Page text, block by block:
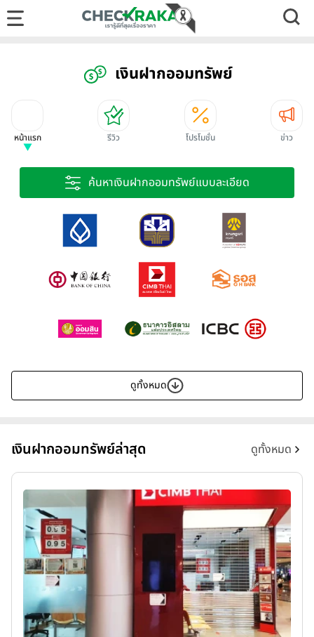
เงินฝากออมทรัพย์
หน้าแรก รีวิว โปรโมชั่น ข่าว
ค้นหาเงินฝากออมทรัพย์แบบละเอียด
ดูทั้งหมด
เงินฝากออมทรัพย์ล่าสุด ดูทั้งหมด